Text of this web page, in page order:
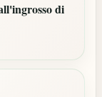
di